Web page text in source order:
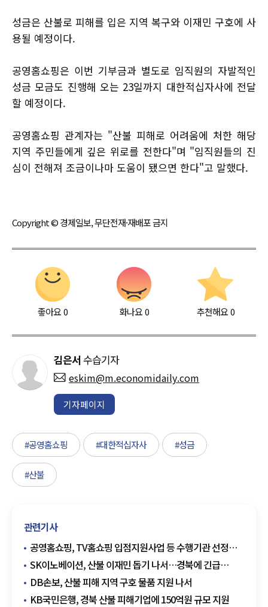
성금은 산불로 피해를 입은 지역 복구와 이재민 구호에 사
용될 예정이다.
공영홈쇼핑은 이번 기부금과 별도로 임직원의 자발적인
성금 모금도 진행해 오는 23일까지 대한적십자사에 전달
할 예정이다.
공영홈쇼핑 관계자는 "산불 피해로 어려움에 처한 해당
지역 주민들에게 깊은 위로를 전한다"며 "임직원들의 진
심이 전해져 조금이나마 도움이 됐으면 한다"고 말했다.
Copyright © 경제일보, 무단전재·재배포 금지
좋아요0 화나요0 추천해요 0
김은서수습기자
eskim@m.economidaily.com
기자페이지
#공영홈쇼핑 #대한적십자사 #성금
#산불
관련기사
공영홈쇼핑, TV홈쇼핑 입점지원사업 등 수행기관 선정…
소상공인 판로 확대 지원
SK이노베이션, 산불 이재민 돕기 나서…경북에 긴급
생필품 전달
DB손보, 산불 피해 지역 구호 물품 지원 나서
KB국민은행, 경북 산불 피해기업에 150억원 규모 지원